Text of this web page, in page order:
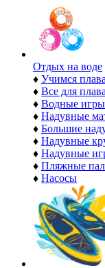
Отдых на воде
♦ Учимся
♦ Все для
♦ Водные игры
♦ Надувные
♦ Большие
♦ Надувные
♦ Надувные
♦ Пляжные
♦ Насосы